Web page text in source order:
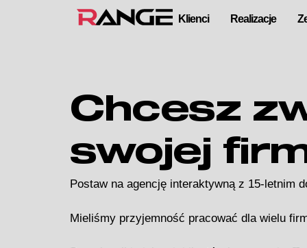
Klienci Realizacje
Chcesz
swojej
Postaw na agencję interaktywną z 15-letnim
Mieliśmy przyjemność pracować dla wielu